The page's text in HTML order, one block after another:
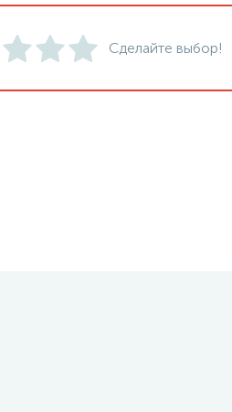
Сделайте выбор!